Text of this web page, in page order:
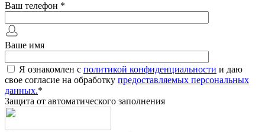
Ваш телефон *
Ваше имя
Я ознакомлен с политикой конфиденциальности и даю
свое согласие на обработку предоставляемых персональных
данных.*
Защита от автоматического заполнения